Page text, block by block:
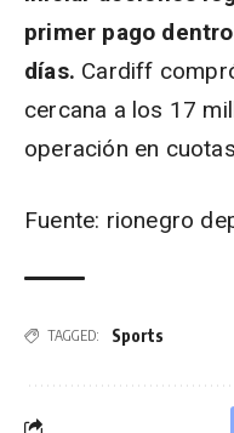
primer pago
días. Cardiff
cercana a los 17
operación en
Fuente: rionegro
TAGGED: Sports